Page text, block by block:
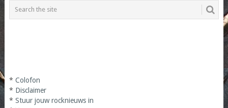
* Colofon
* Disclaimer
* Stuur jouw rocknieuws in